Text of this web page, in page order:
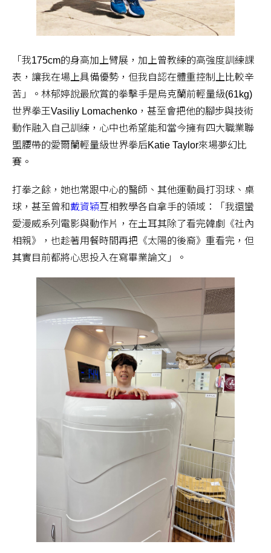
「我175cm的身高加上臂展，加上曾教練的高強度訓練課
表，讓我在場上具備優勢，但我自認在體重控制上比較辛
苦」。林郁婷說最欣賞的拳擊手是烏克蘭前輕量級(61kg)
世界拳王Vasiliy Lomachenko，甚至會把他的腳步與技術
動作融入自己訓練，心中也希望能和當今擁有四大職業聯
盟腰帶的愛爾蘭輕量級世界拳后Katie Taylor來場夢幻比
賽。
打拳之餘，她也常跟中心的醫師、其他運動員打羽球、桌
球，甚至曾和戴資穎互相教學各自拿手的領域：「我還蠻
愛漫威系列電影與動作片，在土耳其除了看完韓劇《社內
相親》，也趁著用餐時間再把《太陽的後裔》重看完，但
其實目前都將心思投入在寫畢業論文」。